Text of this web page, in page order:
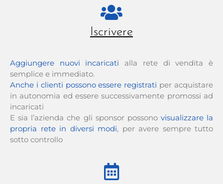
Iscrivere
Aggiungere nuovi incaricati alla rete di vendita è
semplice e immediato.
Anche i clienti possono essere registrati per acquistare
in autonomia ed essere successivamente promossi ad
incaricati
E sia l’azienda che gli sponsor possono visualizzare la
propria rete in diversi modi, per avere sempre tutto
sotto controllo